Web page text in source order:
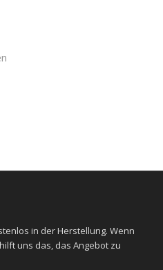
in der Herstellung. Wenn
uns das, das Angebot zu